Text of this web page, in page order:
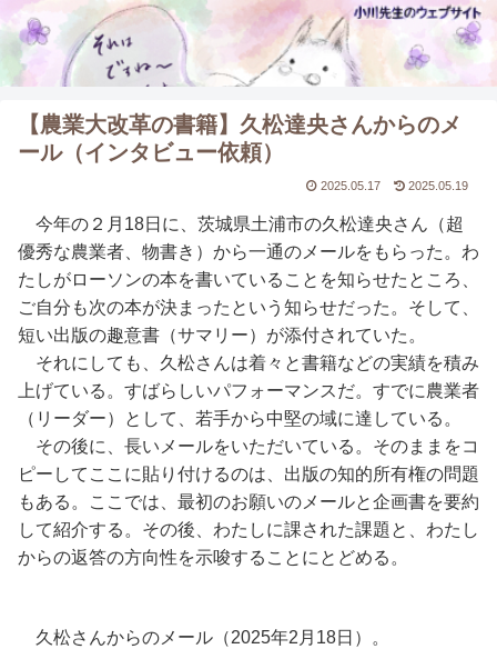
【農業大改革の書籍】久松達央さんからのメ
ール（インタビュー依頼）
2025.05.17 2025.05.19
今年の２月18日に、茨城県土浦市の久松達央さん（超
優秀な農業者、物書き）から一通のメールをもらった。わ
たしがローソンの本を書いていることを知らせたところ、
ご自分も次の本が決まったという知らせだった。そして、
短い出版の趣意書（サマリー）が添付されていた。
それにしても、久松さんは着々と書籍などの実績を積み
上げている。すばらしいパフォーマンスだ。すでに農業者
（リーダー）として、若手から中堅の域に達している。
その後に、長いメールをいただいている。そのままをコ
ピーしてここに貼り付けるのは、出版の知的所有権の問題
もある。ここでは、最初のお願いのメールと企画書を要約
して紹介する。その後、わたしに課された課題と、わたし
からの返答の方向性を示唆することにとどめる。
久松さんからのメール（2025年2月18日）。